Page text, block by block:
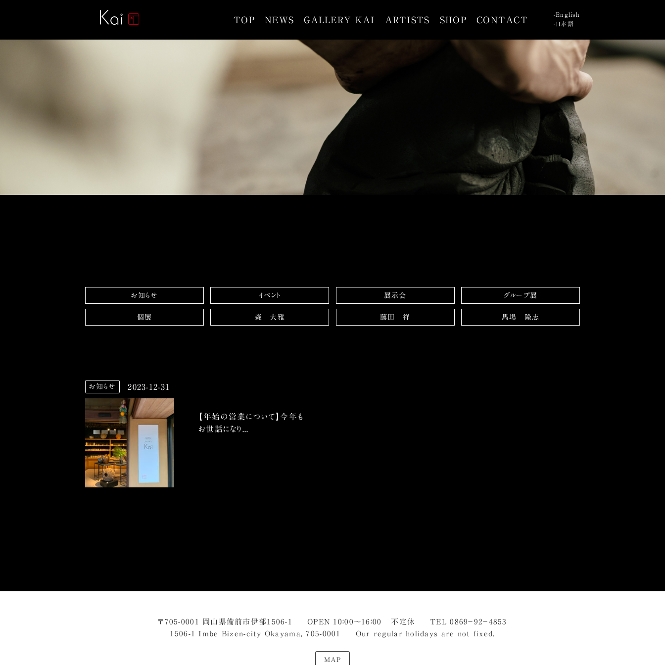
TOP NEWS GALLERY KAI ARTISTS SHOP CONTACT
English
日本語
お知らせ イベント 展示会 グループ展
個展 森 大雅 藤田 祥 馬場 隆志
お知らせ 2023-12-31
【年始の営業について】今年も
お世話になり...
〒705-0001 岡山県備前市伊部1506-1 OPEN 10：00～16：00 不定休
TEL 0869−92−4853
1506-1 Imbe Bizen-city Okayama,705-0001 Our regular holidays are not fixed.
MAP